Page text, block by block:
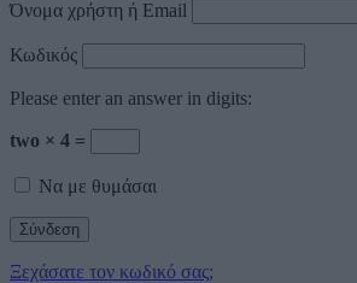
Όνομα χρήστη ή Email
Κωδικός
Please enter an answer in digits:
two × 4 =
Να με θυμάσαι
Ξεχάσατε τον κωδικό σας;